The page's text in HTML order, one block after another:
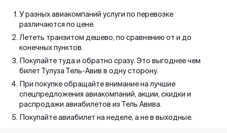
У разных авиакомпаний услуги по перевозке
различаются по цене.
Лететь транзитом дешево, по сравнению от и до
конечных пунктов.
Покупайте туда и обратно сразу. Это выгоднее чем
билет Тулуза Тель-Авив в одну сторону.
При покупке обращайте внимание на лучшие
спецпредложения авиакомпаний, акции, скидки и
распродажи авиабилетов из Тель Авива.
Покупайте авиабилет на неделе, а не в выходные.